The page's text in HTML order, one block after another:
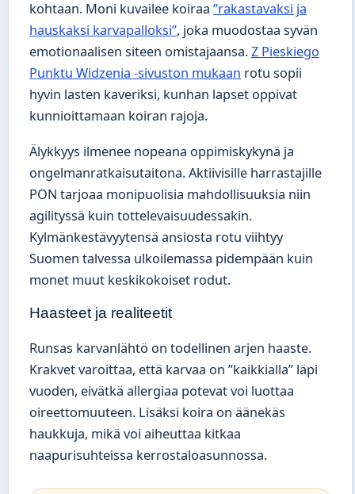
kohtaan. Moni kuvailee koiraa ”rakastavaksi ja
hauskaksi karvapalloksi”, joka muodostaa syvän
emotionaalisen siteen omistajaansa.Z Pieskiego
Punktu Widzenia -sivuston mukaan rotu sopii
hyvin lasten kaveriksi, kunhan lapset oppivat
kunnioittamaan koiran rajoja.
Älykkyys ilmenee nopeana oppimiskykynä ja
ongelmanratkaisutaitona. Aktiivisille harrastajille
PON tarjoaa monipuolisia mahdollisuuksia niin
agilityssä kuin tottelevaisuudessakin.
Kylmänkestävyytensä ansiosta rotu viihtyy
Suomen talvessa ulkoilemassa pidempään kuin
monet muut keskikokoiset rodut.
Haasteet ja realiteetit
Runsas karvanlähtö on todellinen arjen haaste.
Krakvet varoittaa, että karvaa on ”kaikkialla” läpi
vuoden, eivätkä allergiaa potevat voi luottaa
oireettomuuteen. Lisäksi koira on äänekäs
haukkuja, mikä voi aiheuttaa kitkaa
naapurisuhteissa kerrostaloasunnossa.